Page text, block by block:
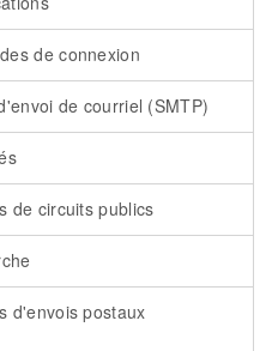
de connexion
de courriel (SMTP)
de circuits publics
d'envois postaux